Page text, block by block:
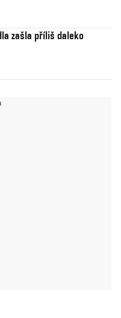
zašla příliš daleko